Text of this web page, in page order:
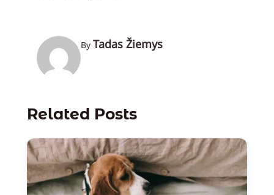
By Tadas Žiemys
Related Posts